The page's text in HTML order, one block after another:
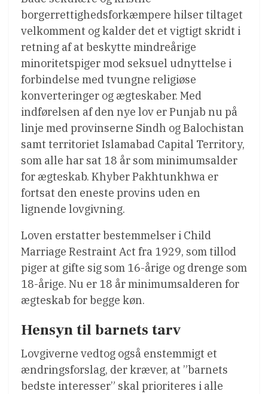
borgerrettighedsforkæmpere hilser tiltaget
velkomment og kalder det et vigtigt skridt i
retning af at beskytte mindreårige
minoritetspiger mod seksuel udnyttelse i
forbindelse med tvungne religiøse
konverteringer og ægteskaber. Med
indførelsen af den nye lov er Punjab nu på
linje med provinserne Sindh og Balochistan
samt territoriet Islamabad Capital Territory,
som alle har sat 18 år som minimumsalder
for ægteskab. Khyber Pakhtunkhwa er
fortsat den eneste provins uden en
lignende lovgivning.
Loven erstatter bestemmelser i Child
Marriage Restraint Act fra 1929, som tillod
piger at gifte sig som 16-årige og drenge som
18-årige. Nu er 18 år minimumsalderen for
ægteskab for begge køn.
Hensyn til barnets tarv
Lovgiverne vedtog også enstemmigt et
ændringsforslag, der kræver, at ”barnets
bedste interesser” skal prioriteres i alle